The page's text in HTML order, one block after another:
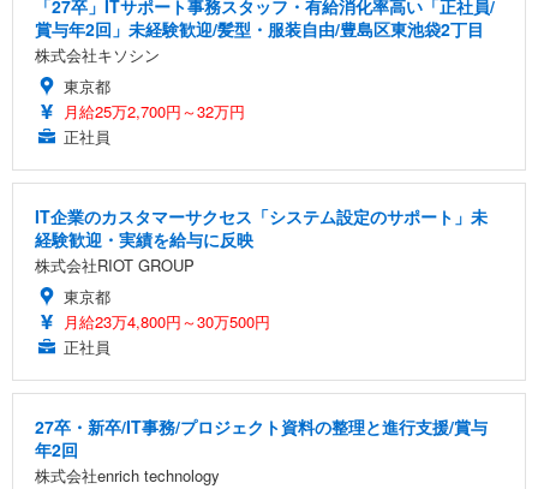
「27卒」ITサポート事務スタッフ・有給消化率高い「正社員/
賞与年2回」未経験歓迎/髪型・服装自由/豊島区東池袋2丁目
株式会社キソシン
東京都
月給25万2,700円～32万円
正社員
IT企業のカスタマーサクセス「システム設定のサポート」未
経験歓迎・実績を給与に反映
株式会社RIOT GROUP
東京都
月給23万4,800円～30万500円
正社員
27卒・新卒/IT事務/プロジェクト資料の整理と進行支援/賞与
年2回
株式会社enrich technology